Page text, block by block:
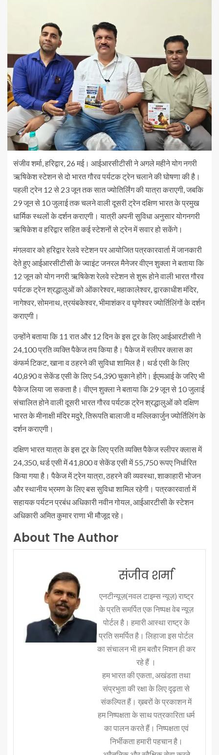
संजीव शर्मा, हरिद्वार, 26 मई। आईआरसीटीसी ने अगले महीने योग नगरी
ऋषिकेश स्टेशन से दो भारत गौरव पर्यटक ट्रेन चलाने की घोषणा की है।
पहली ट्रेन 12 से 23 जून तक सात ज्योतिर्लिंग की यात्रा कराएगी, जबकि
29 जून से 10 जुलाई तक चलने वाली दूसरी ट्रेन दक्षिण भारत के प्रमुख
धार्मिक स्थलों के दर्शन कराएगी। यात्री अपनी सुविधा अनुसार योगनगरी
ऋषिकेश व हरिद्वार सहित कई स्टेशनों से ट्रेन में सवार हो सकेंगे।
मंगलवार को हरिद्वार रेलवे स्टेशन पर आयोजित पत्रकारवार्ता में जानकारी
देते हुए आईआरसीटीसी के ज्वाइंट जनरल मैनेजर वीएन शुक्ला ने बताया कि
12 जून को योग नगरी ऋषिकेश रेलवे स्टेशन से शुरू होने वाली भारत गौरव
पर्यटक ट्रेन श्रद्धालुओं को ओंकारेश्वर, महाकालेश्वर, द्वारकाधीश मंदिर,
नागेश्वर, सोमनाथ, त्रयंबकेश्वर, भीमाशंकर व घृणेश्वर ज्योर्तिलिंगों के दर्शन
कराएगी।
उन्होंने बताया कि 11 रात और 12 दिन के इस टूर के लिए आईआरटीसी ने
24,100 प्रति व्यक्ति पैकेज तय किया है। पैकेज में स्लीपर क्लास का
कंफर्म टिकट, खाना व ठहरने की सुविधा शामिल है। थर्ड एसी के लिए
40,890 व सेकेंड एसी के लिए 54,390 चुकाने होंगे। ईएमआई के जरिए भी
पैकेज लिया जा सकता है। वीएन शुक्ला ने बताया कि 29 जून से 10 जुलाई
संचालित होने वाली दूसरी भारत गौरव पर्यटक ट्रेन श्रद्धालुओं को दक्षिण
भारत के मीनाक्षी मंदिर मदुरे, तिरूपति बालाजी व मल्लिकार्जुन ज्योर्तिलिंग के
दर्शन कराएगी।
दक्षिण भारत यात्रा के इस टूर के लिए प्रति व्यक्ति पैकेज स्लीपर क्लास में
24,350, थर्ड एसी में 41,800 व सेकेंड एसी में 55,750 रूपए निर्धारित
किया गया है। पैकेज में ट्रेन यात्रा, ठहरने की व्यवस्था, शाकाहारी भोजन
और स्थानीय भ्रमण के लिए बस सुविधा शामिल रहेगी। पत्रकारवार्ता में
सहायक पर्यटन प्रबंध अधिकारी नवीन गोयल, आईआरटीसी के स्टेशन
अधिकारी अमित कुमार राणा भी मौजूद रहे।
About The Author
संजीव शर्मा
एनटीन्यूज़(नवल टाइम्स न्यूज़) राष्ट्र
के प्रति समर्पित एक निष्पक्ष वेब न्यूज़
पोर्टल है। हमारी आस्था राष्ट्र के
प्रति समर्पित है। लिहाजा इस पोर्टल
का संचालन भी हम बतौर मिशन ही कर
रहे हैं ।
हम भारत की एकता, अखंडता तथा
संप्रभुता की रक्षा के लिए दृढ़ता से
संकल्पित हैं। ख़बरों के प्रकाशन में
हम निष्पक्षता के साथ पत्रकारिता धर्म
का पालन करते हैं। निष्पक्षता एवं
निर्भीकता हमारी पहचान है।